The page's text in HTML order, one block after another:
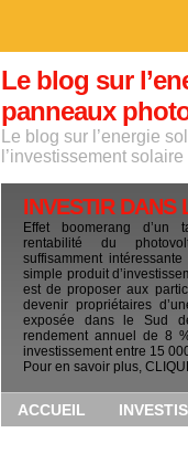
Le blog sur
panneaux
Le blog sur l’energie
l’investissement solaire
INVESTIR DANS
Effet boomerang d’un
rentabilité du
suffisamment
simple produit
est de proposer aux
devenir propriétaires
exposée dans le Sud
rendement annuel de 8
investissement entre 15
Pour en savoir plus,
ACCUEIL